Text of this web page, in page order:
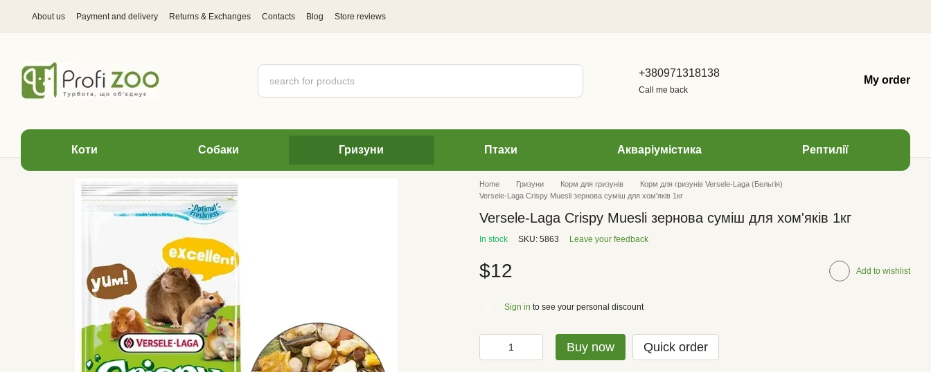
About us Payment and delivery Returns & Exchanges Contacts Blog Store reviews
+380971318138
Call me back
My order
Коти Cобаки Гризуни Птахи Акваріумістика Рептилії
Home Гризуни Корм для гризунів
Корм для гризунів Versele-Laga (Бельгія)
Versele-Laga Crispy Muesli зернова суміш для хом'яків 1кг
Versele-Laga Crispy Muesli зернова суміш для хом'яків 1кг
In stock SKU: 5863 Leave your feedback
$12 Add to wishlist
Sign in to see your personal discount
Buy now Quick order